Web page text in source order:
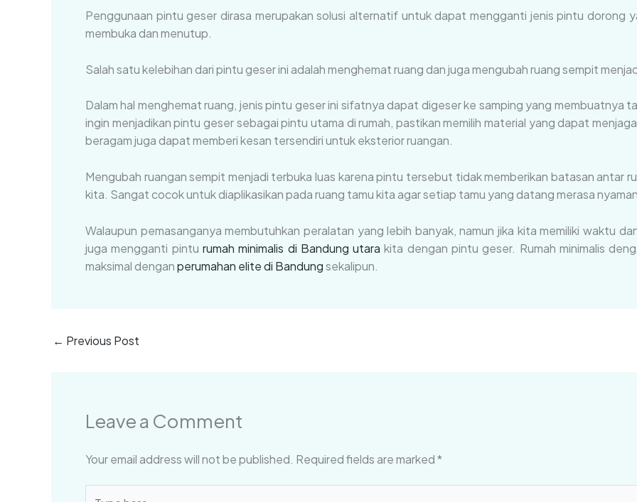
Penggunaan pintu geser dirasa merupakan solusi alternatif untuk dapat mengganti jenis pintu dorong
membuka dan menutup.
Salah satu kelebihan dari pintu geser ini adalah menghemat ruang dan juga mengubah ruang sempit
Dalam hal menghemat ruang, jenis pintu geser ini sifatnya dapat digeser ke samping yang membuatnya
ingin menjadikan pintu geser sebagai pintu utama di rumah, pastikan memilih material yang dapat
beragam juga dapat memberi kesan tersendiri untuk eksterior ruangan.
Mengubah ruangan sempit menjadi terbuka luas karena pintu tersebut tidak memberikan batasan antar
kita. Sangat cocok untuk diaplikasikan pada ruang tamu kita agar setiap tamu yang datang merasa
Walaupun pemasanganya membutuhkan peralatan yang lebih banyak, namun jika kita memiliki waktu
juga mengganti pintu rumah minimalis di Bandung utara kita dengan pintu geser. Rumah minimalis
maksimal denganperumahan elite di Bandungsekalipun.
← Previous Post
Leave a Comment
Your email address will not be published. Required fields are marked*